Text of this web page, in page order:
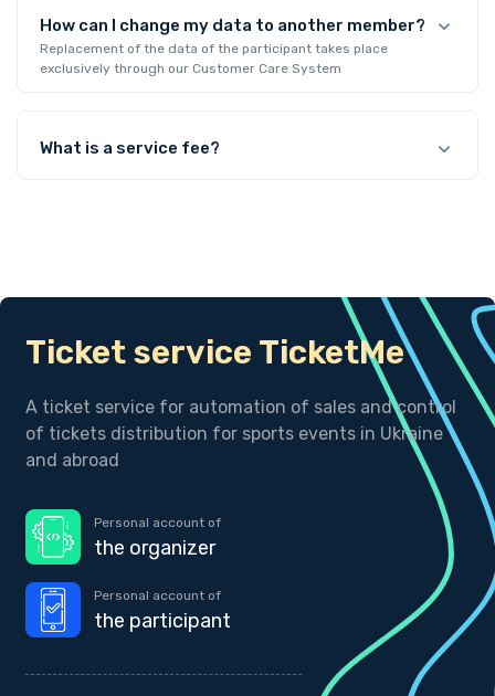
How can I change my data to another member?
Replacement of the data of the participant takes place
exclusively through our Customer Care System
What is a service fee?
Ticket service TicketMe
A ticket service for automation of sales and control
of tickets distribution for sports events in Ukraine
and abroad
Personal account of
the organizer
Personal account of
the participant